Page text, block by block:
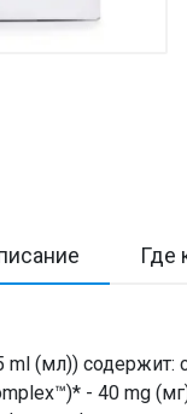
Где
(мл)) содержит:
- 40 mg